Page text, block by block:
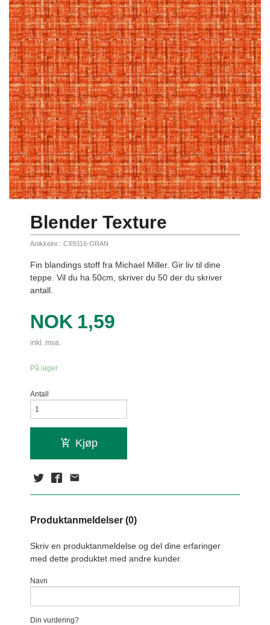
Blender Texture
Artikkelnr.: CX9316-ORAN
Fin blandings stoff fra Michael Miller. Gir liv til dine
teppe. Vil du ha 50cm, skriver du 50 der du skriver
antall.
Pris
NOK 1,59
inkl. mva.
På lager
Antall
Kjøp
Produktanmeldelser (0)
Skriv en produktanmeldelse og del dine erfaringer
med dette produktet med andre kunder.
Navn
Din vurdering?